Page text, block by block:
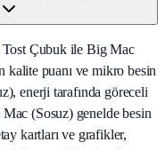
Tost Çubuk ile Big Mac
kalite puanı ve mikro besin
enerji tarafında göreceli
(Sosuz) genelde besin
kartları ve grafikler,